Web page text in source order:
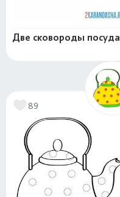
Две сковороды посуда
89